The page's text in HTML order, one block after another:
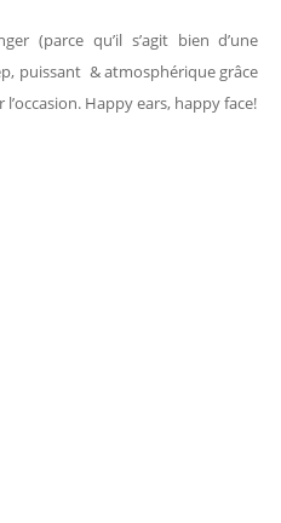
(parce qu’il s’agit bien d’une
puissant & atmosphérique grâce
Happy ears, happy face!